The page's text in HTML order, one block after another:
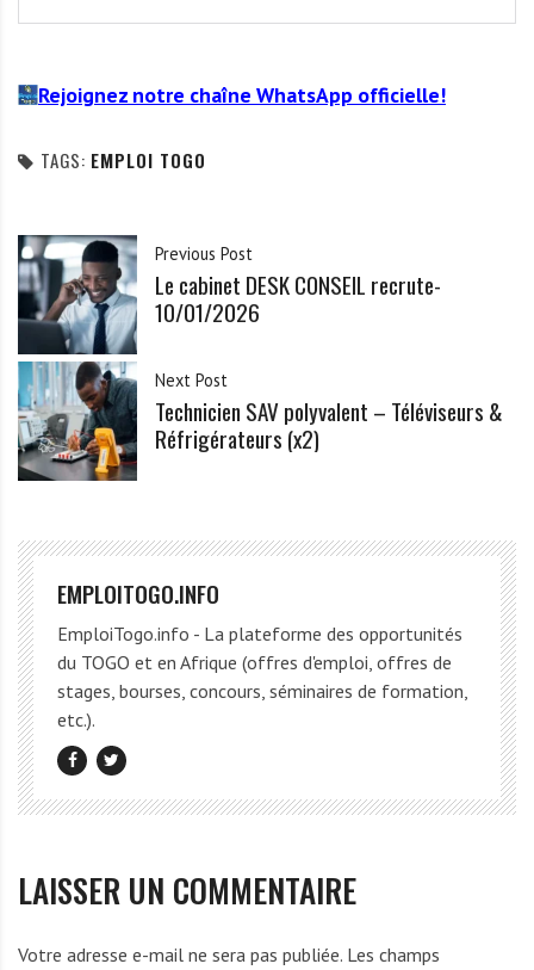
Rejoignez notre chaîne WhatsApp officielle!
TAGS: EMPLOI TOGO
Previous Post
Le cabinet DESK CONSEIL recrute-
10/01/2026
Next Post
Technicien SAV polyvalent – Téléviseurs &
Réfrigérateurs (x2)
EMPLOITOGO.INFO
EmploiTogo.info - La plateforme des opportunités
du TOGO et en Afrique (offres d'emploi, offres de
stages, bourses, concours, séminaires de formation,
etc.).
LAISSER UN COMMENTAIRE
Votre adresse e-mail ne sera pas publiée. Les champs